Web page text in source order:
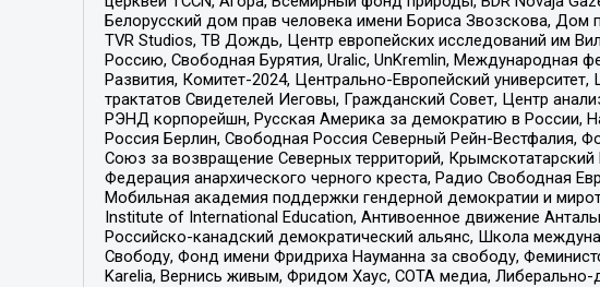
Белорусский дом прав человека имени Бориса Звозскова,
TVR Studios, ТВ Дождь, Центр европейских исследований им
Россию, Свободная Бурятия, Uralic, UnKremlin, Международная
Развития, Комитет-2024, Центрально-Европейский
трактатов Свидетелей Иеговы, Гражданский Совет, Центр
РЭНД корпорейшн, Русская Америка за демократию в России,
Россия Берлин, Свободная Россия Северный Рейн-Вестфалия,
Союз за возвращение Северных территорий,
Федерация анархического черного креста, Радио Свободная
Мобильная академия поддержки гендерной демократии и
Institute of International Education, Антивоенное движение
Российско-канадский демократический альянс, Школа
Свободу, Фонд имени Фридриха Науманна за свободу,
Karelia, Вернись живым, Фридом Хаус, СОТА медиа, Либерально-